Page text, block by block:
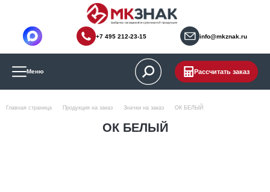
info@mkznak.ru
+7 495 212-23-15
Меню Рассчитать заказ
Главная страница Продукция на заказ Значки на заказ ОК БЕЛЫЙ
ОК БЕЛЫЙ